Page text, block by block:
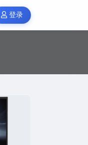
登录